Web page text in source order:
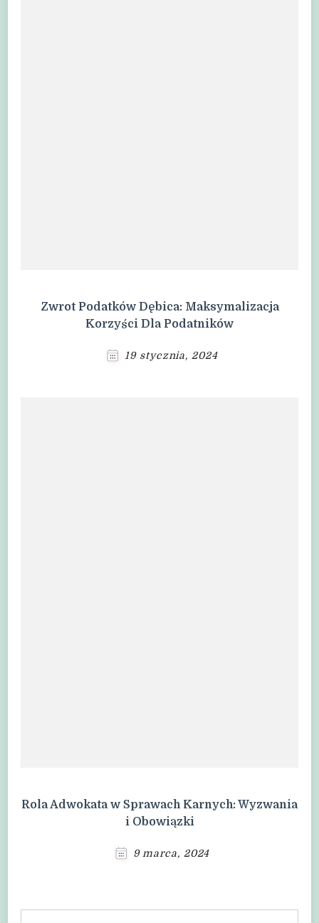
Zwrot Podatków Dębica: Maksymalizacja
Korzyści Dla Podatników
19 stycznia, 2024
Rola Adwokata w Sprawach Karnych: Wyzwania
i Obowiązki
9 marca, 2024